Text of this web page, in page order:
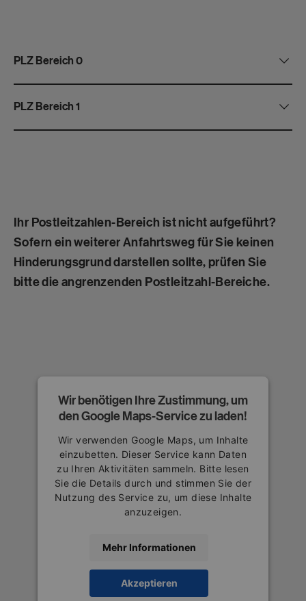
PLZ Bereich 0
PLZ Bereich 1
Ihr Postleitzahlen-Bereich ist nicht aufgeführt?
Sofern ein weiterer Anfahrtsweg für Sie keinen
Hinderungsgrund darstellen sollte, prüfen Sie
bitte die angrenzenden Postleitzahl-Bereiche.
Wir benötigen Ihre Zustimmung, um
den Google Maps-Service zu laden!
Wir verwenden Google Maps, um Inhalte
einzubetten. Dieser Service kann Daten
zu Ihren Aktivitäten sammeln. Bitte lesen
Sie die Details durch und stimmen Sie der
Nutzung des Service zu, um diese Inhalte
anzuzeigen.
Mehr Informationen
Akzeptieren